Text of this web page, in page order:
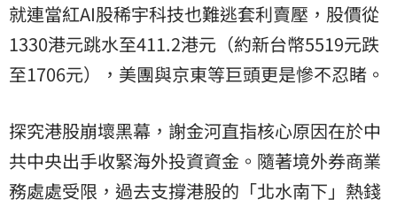
就連當紅AI股稀宇科技也難逃套利賣壓，股價從
1330港元跳水至411.2港元（約新台幣5519元跌
至1706元），美團與京東等巨頭更是慘不忍睹。
探究港股崩壞黑幕，謝金河直指核心原因在於中
共中央出手收緊海外投資資金。隨著境外券商業
務處處受限，過去支撐港股的「北水南下」熱錢